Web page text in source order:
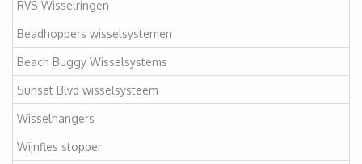
RVS Wisselringen
Beadhoppers wisselsystemen
Beach Buggy Wisselsystems
Sunset Blvd wisselsysteem
Wisselhangers
Wijnfles stopper